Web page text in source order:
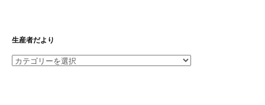
生産者だより
生